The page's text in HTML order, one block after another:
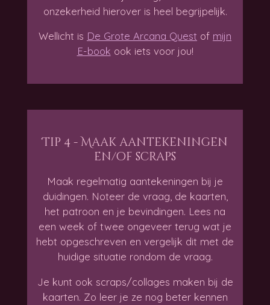
onzekerheid hierover is heel begrijpelijk.
Wellicht is De Grote Arcana Quest of mijn
E-book ook iets voor jou!
Tip 4 - Maak aantekeningen
en/of scraps
Maak regelmatig aantekeningen bij je
duidingen. Noteer de vraag, de kaarten,
het patroon en je bevindingen. Lees na
een week of twee ongeveer terug wat je
hebt opgeschreven en vergelijk dit met de
huidige situatie rondom de vraag.
Je kunt ook scraps/collages maken bij de
kaarten. Zo leer je ze nog beter kennen